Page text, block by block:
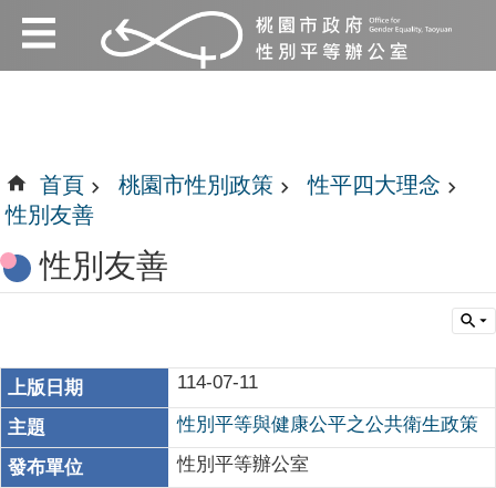
跳到主要內容區塊
:::
:::
首頁 桃園市性別政策
性平四大理念
性別友善
性別友善
114-07-11
性別平等與健康公平之公共衛生政策
性別平等辦公室